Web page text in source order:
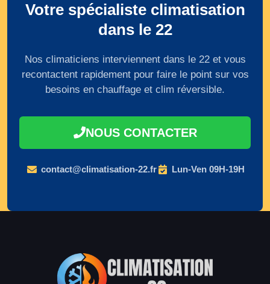
Votre spécialiste climatisation
dans le 22
Nos climaticiens interviennent dans le 22 et vous
recontactent rapidement pour faire le point sur vos
besoins en chauffage et clim réversible.
NOUS CONTACTER
contact@climatisation-22.fr Lun-Ven 09H-19H